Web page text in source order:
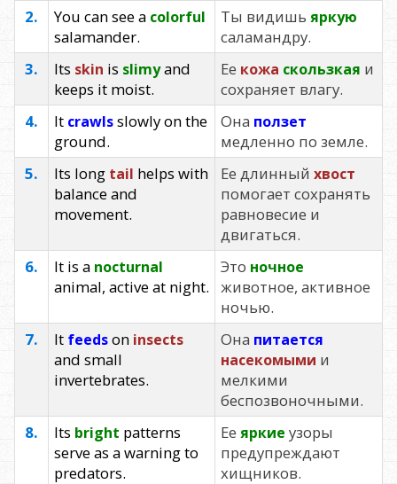
2. You can see a colorful
salamander.
Ты видишь яркую
саламандру.
3.
Its skin is slimyand
keeps it moist.
Ее кожа скользкая и
сохраняет влагу.
4.
It crawlsslowly on the
ground.
Она ползет
медленно по земле.
5.
Its long tail helps with
balance and
movement.
Ее длинный хвост
помогает сохранять
равновесие и
двигаться.
6.
It is a nocturnal
animal, active at night.
Это ночное
животное, активное
ночью.
7.
It feedson insects
and small
invertebrates.
Она питается
насекомыми и
мелкими
беспозвоночными.
8.
Its bright patterns
serve as a warning to
predators.
Ее яркие узоры
предупреждают
хищников.